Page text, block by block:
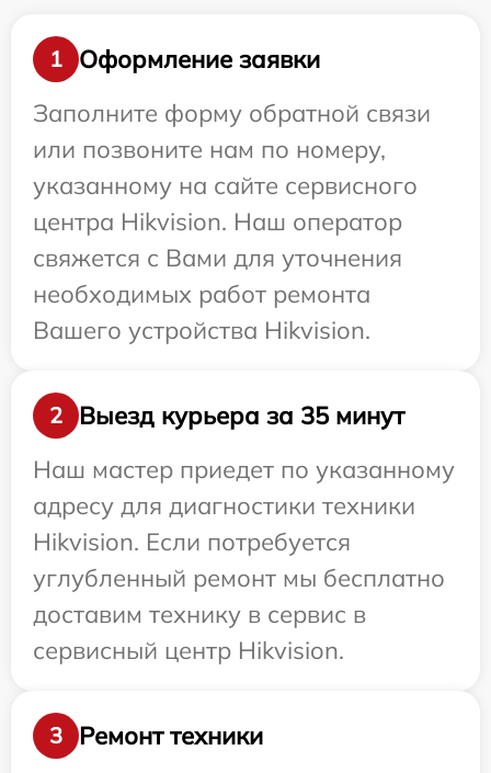
1
Оформление заявки
Заполните форму обратной связи
или позвоните нам по номеру,
указанному на сайте сервисного
центра Hikvision. Наш оператор
свяжется с Вами для уточнения
необходимых работ ремонта
Вашего устройства Hikvision.
2
Выезд курьера за 35 минут
Наш мастер приедет по указанному
адресу для диагностики техники
Hikvision. Если потребуется
углубленный ремонт мы бесплатно
доставим технику в сервис в
сервисный центр Hikvision.
3
Ремонт техники